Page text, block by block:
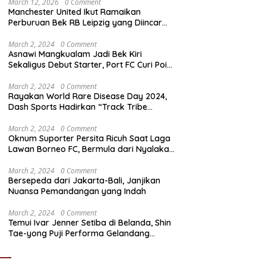
March 12, 2026 0 Comment
Manchester United Ikut Ramaikan
Perburuan Bek RB Leipzig yang Diincar
March 2, 2024 0 Comment
Asnawi Mangkualam Jadi Bek Kiri
Sekaligus Debut Starter, Port FC Curi Poin
March 2, 2024 0 Comment
Rayakan World Rare Disease Day 2024,
Dash Sports Hadirkan “Track Tribe
March 2, 2024 0 Comment
Oknum Suporter Persita Ricuh Saat Laga
Lawan Borneo FC, Bermula dari Nyalakan
March 2, 2024 0 Comment
Bersepeda dari Jakarta-Bali, Janjikan
Nuansa Pemandangan yang Indah
March 2, 2024 0 Comment
Temui Ivar Jenner Setiba di Belanda, Shin
Tae-yong Puji Performa Gelandang